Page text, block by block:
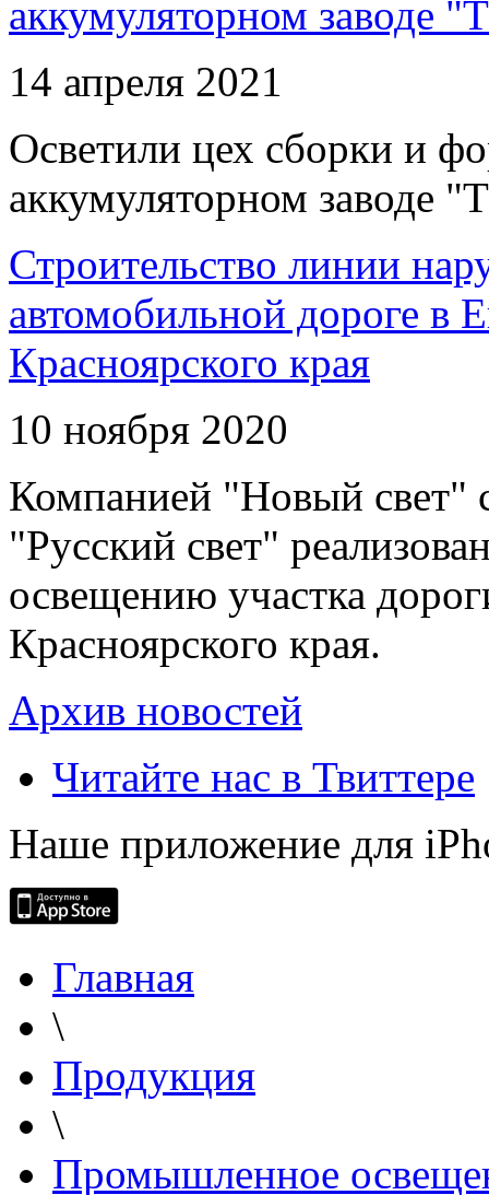
аккумуляторном заводе
14 апреля 2021
Осветили цех сборки и
аккумуляторном заводе
Строительство линии
автомобильной дороге в
Красноярского края
10 ноября 2020
Компанией "Новый свет"
"Русский свет"
освещению участка
Красноярского края.
Архив новостей
Читайте нас в Твиттере
Наше приложение для
Главная
\
Продукция
\
Промышленное